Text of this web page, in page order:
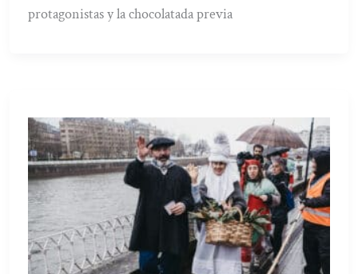
protagonistas y la chocolatada previa